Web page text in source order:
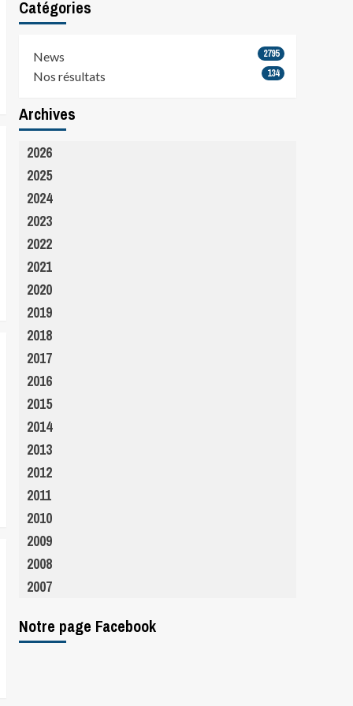
Catégories
News 2795
Nos résultats 134
Archives
2026
2025
2024
2023
2022
2021
2020
2019
2018
2017
2016
2015
2014
2013
2012
2011
2010
2009
2008
2007
Notre page Facebook